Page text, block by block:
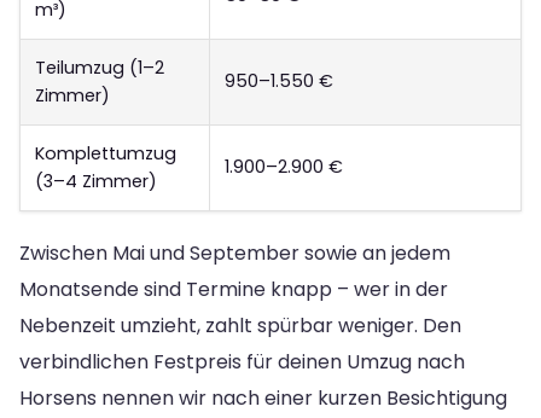
m³)
Teilumzug (1–2
Zimmer)
950–1.550 €
Komplettumzug
(3–4 Zimmer)
1.900–2.900 €
Zwischen Mai und September sowie an jedem
Monatsende sind Termine knapp – wer in der
Nebenzeit umzieht, zahlt spürbar weniger. Den
verbindlichen Festpreis für deinen Umzug nach
Horsens nennen wir nach einer kurzen Besichtigung